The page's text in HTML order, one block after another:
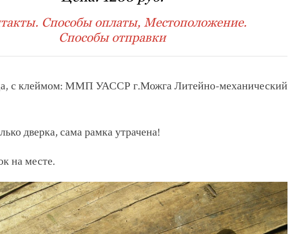
Способы оплаты, Местоположение.
Способы отправки
с клеймом: ММП УАССР г.Можга Литейно-механический
дверка, сама рамка утрачена!
на месте.